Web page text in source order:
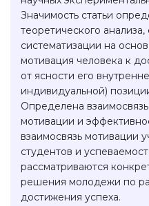
Значимость статьи
теоретического
систематизации на
мотивация человека к
от ясности его
индивидуальной)
Определена
мотивации и
взаимосвязь мотивации
студентов и
рассматриваются
решения молодежи по
достижения успеха.